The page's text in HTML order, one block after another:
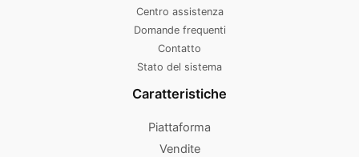
Centro assistenza
Domande frequenti
Contatto
Stato del sistema
Caratteristiche
Piattaforma
Vendite